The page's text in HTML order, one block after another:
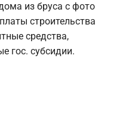
из бруса с фото
строительства
средства,
гос. субсидии.